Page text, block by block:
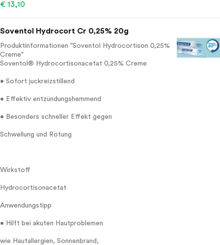
€ 13,10
Soventol Hydrocort Cr 0,25% 20g
Produktinformationen "Soventol Hydrocortison 0,25%
Creme"
Soventol® Hydrocortisonacetat 0,25% Creme
• Sofort juckreizstillend
• Effektiv entzündungshemmend
• Besonders schneller Effekt gegen
Schwellung und Rötung
Wirkstoff
Hydrocortisonacetat
Anwendungstipp
• Hilft bei akuten Hautproblemen
wie Hautallergien, Sonnenbrand,